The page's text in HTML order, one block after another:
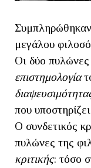
μεγάλου
Οι δύο πυλώνες
επιστημολογία
που
Ο συνδετικός
πυλώνες της
κριτικής: τόσο